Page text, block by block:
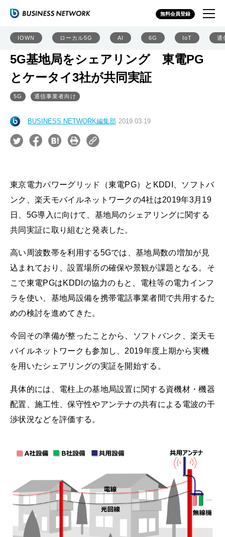
無料会員登録
IOWN ローカル5G AI 6G IoT 通
5G基地局をシェアリング 東電PG
とケータイ3社が共同実証
5G 通信事業者向け
BUSINESS NETWORK編集部 2019.03.19
東京電力パワーグリッド（東電PG）とKDDI、ソフトバ
ンク、楽天モバイルネットワークの4社は2019年3月19
日、5G導入に向けて、基地局のシェアリングに関する
共同実証に取り組むと発表した。
高い周波数帯を利用する5Gでは、基地局数の増加が見
込まれており、設置場所の確保や景観が課題となる。そ
こで東電PGはKDDIの協力のもと、電柱等の電力インフ
ラを使い、基地局設備を携帯電話事業者間で共用するた
めの検討を進めてきた。
今回その準備が整ったことから、ソフトバンク、楽天モ
バイルネットワークも参加し、2019年度上期から実機
を用いたシェアリングの実証を開始する。
具体的には、電柱上の基地局設置に関する資機材・機器
配置、施工性、保守性やアンテナの共有による電波の干
渉状況などを評価する。